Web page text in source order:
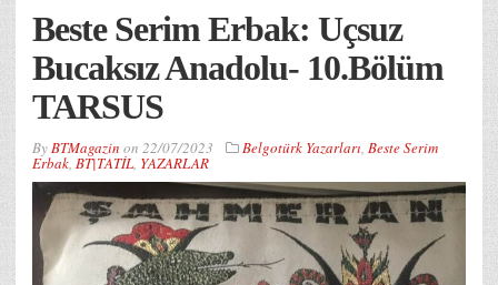
Beste Serim Erbak: Uçsuz
Bucaksız Anadolu- 10.Bölüm
TARSUS
ByBTMagazin on 22/07/2023 Belgotürk Yazarları, Beste Serim
Erbak, BT|TATİL, YAZARLAR